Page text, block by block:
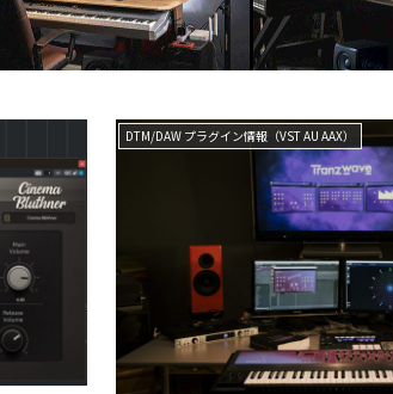
DTM/DAW プラグイン情報（VST AU AAX）